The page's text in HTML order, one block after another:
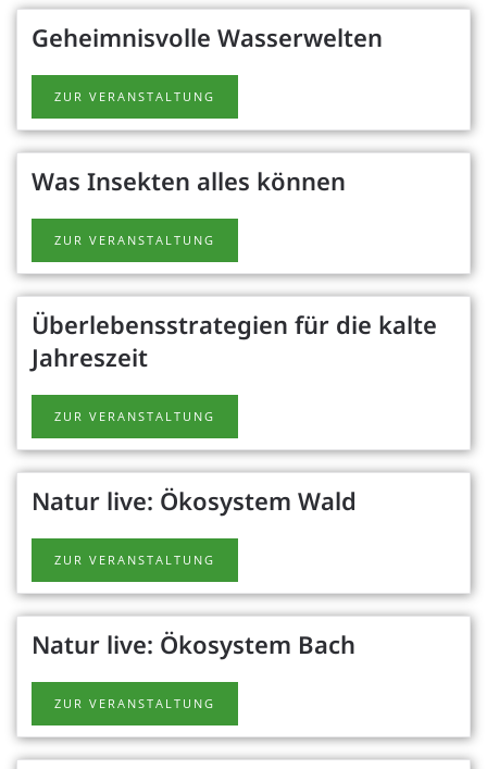
Geheimnisvolle Wasserwelten
ZUR VERANSTALTUNG
Was Insekten alles können
ZUR VERANSTALTUNG
Überlebensstrategien für die kalte
Jahreszeit
ZUR VERANSTALTUNG
Natur live: Ökosystem Wald
ZUR VERANSTALTUNG
Natur live: Ökosystem Bach
ZUR VERANSTALTUNG